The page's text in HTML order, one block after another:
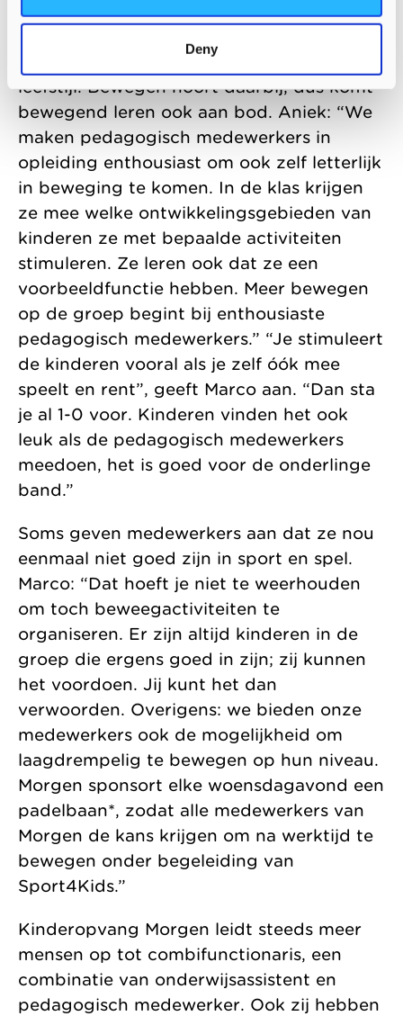
Deny
In de BBL-klassen (Beroeps Begeleidende
geven we aandacht aan een gezonde
leefstijl. Bewegen hoort daarbij, dus komt
bewegend leren ook aan bod. Aniek: “We
maken pedagogisch medewerkers in
opleiding enthousiast om ook zelf letterlijk
in beweging te komen. In de klas krijgen
ze mee welke ontwikkelingsgebieden van
kinderen ze met bepaalde activiteiten
stimuleren. Ze leren ook dat ze een
voorbeeldfunctie hebben. Meer bewegen
op de groep begint bij enthousiaste
pedagogisch medewerkers.” “Je stimuleert
de kinderen vooral als je zelf óók mee
speelt en rent”, geeft Marco aan. “Dan sta
je al 1-0 voor. Kinderen vinden het ook
leuk als de pedagogisch medewerkers
meedoen, het is goed voor de onderlinge
band.”
Soms geven medewerkers aan dat ze nou
eenmaal niet goed zijn in sport en spel.
Marco: “Dat hoeft je niet te weerhouden
om toch beweegactiviteiten te
organiseren. Er zijn altijd kinderen in de
groep die ergens goed in zijn; zij kunnen
het voordoen. Jij kunt het dan
verwoorden. Overigens: we bieden onze
medewerkers ook de mogelijkheid om
laagdrempelig te bewegen op hun niveau.
Morgen sponsort elke woensdagavond een
padelbaan*, zodat alle medewerkers van
Morgen de kans krijgen om na werktijd te
bewegen onder begeleiding van
Sport4Kids.”
Kinderopvang Morgen leidt steeds meer
mensen op tot combifunctionaris, een
combinatie van onderwijsassistent en
pedagogisch medewerker. Ook zij hebben